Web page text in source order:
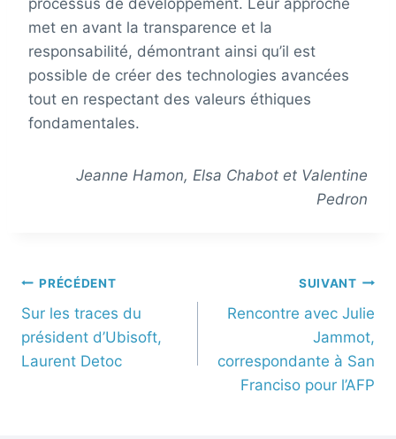
processus de développement. Leur approche
met en avant la transparence et la
responsabilité, démontrant ainsi qu’il est
possible de créer des technologies avancées
tout en respectant des valeurs éthiques
fondamentales.
Jeanne Hamon, Elsa Chabot et Valentine
Pedron
PRÉCÉDENT
Sur les traces du
président d’Ubisoft,
Laurent Detoc
SUIVANT
Rencontre avec Julie
Jammot,
correspondante à San
Franciso pour l’AFP